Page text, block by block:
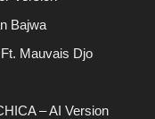
Bajwa
Mauvais Djo
– AI Version